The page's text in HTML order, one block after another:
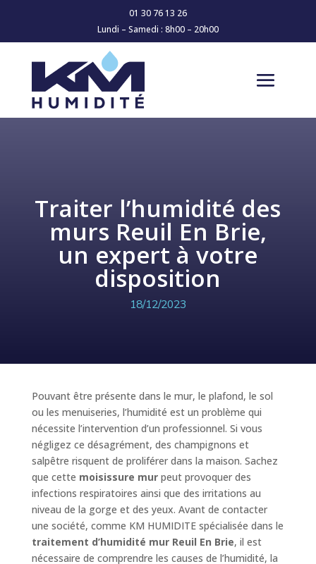
01 30 76 13 26
Lundi – Samedi : 8h00 – 20h00
Traiter l’humidité des
murs Reuil En Brie,
un expert à votre
disposition
18/12/2023
Pouvant être présente dans le mur, le plafond, le sol
ou les menuiseries, l’humidité est un problème qui
nécessite l’intervention d’un professionnel. Si vous
négligez ce désagrément, des champignons et
salpêtre risquent de proliférer dans la maison. Sachez
que cette moisissure murpeut provoquer des
infections respiratoires ainsi que des irritations au
niveau de la gorge et des yeux. Avant de contacter
une société, comme KM HUMIDITE spécialisée dans le
traitement d’humidité mur Reuil En Brie, il est
nécessaire de comprendre les causes de l’humidité, la